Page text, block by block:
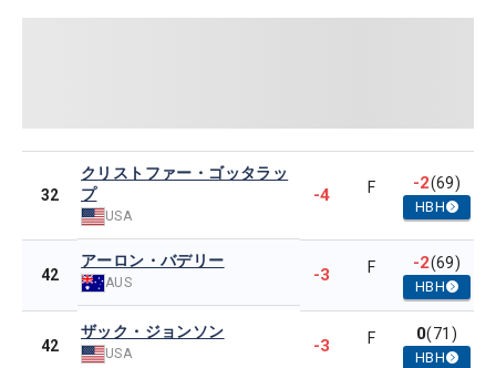
32
クリストファー・ゴッタラッ
プ
USA
-4 F -2(69)
HBH
42
アーロン・バデリー
AUS -3 F -2(69)
HBH
42
ザック・ジョンソン
USA -3 F 0(71)
HBH